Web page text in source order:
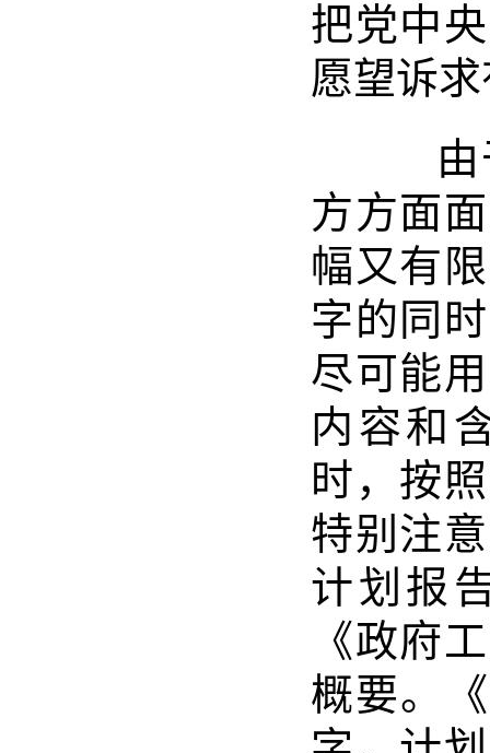
把党中
愿望诉
由于
方方面
幅又有
字的同
尽可能
内容和
时，按
特别注
计划报
《政府
概要。